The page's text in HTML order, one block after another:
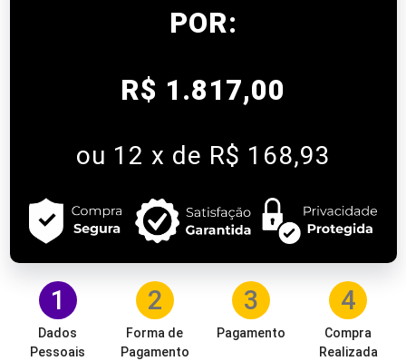
POR:
R$ 1.817,00
ou 12 x de R$ 168,93
1
Dados
Pessoais
2
Forma de
Pagamento
3
Pagamento
4
Compra
Realizada